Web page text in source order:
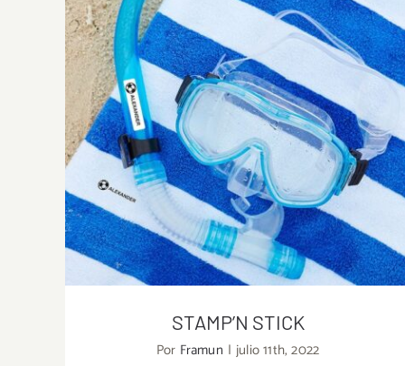
STAMP’N STICK
Por Framun | julio 11th, 2022